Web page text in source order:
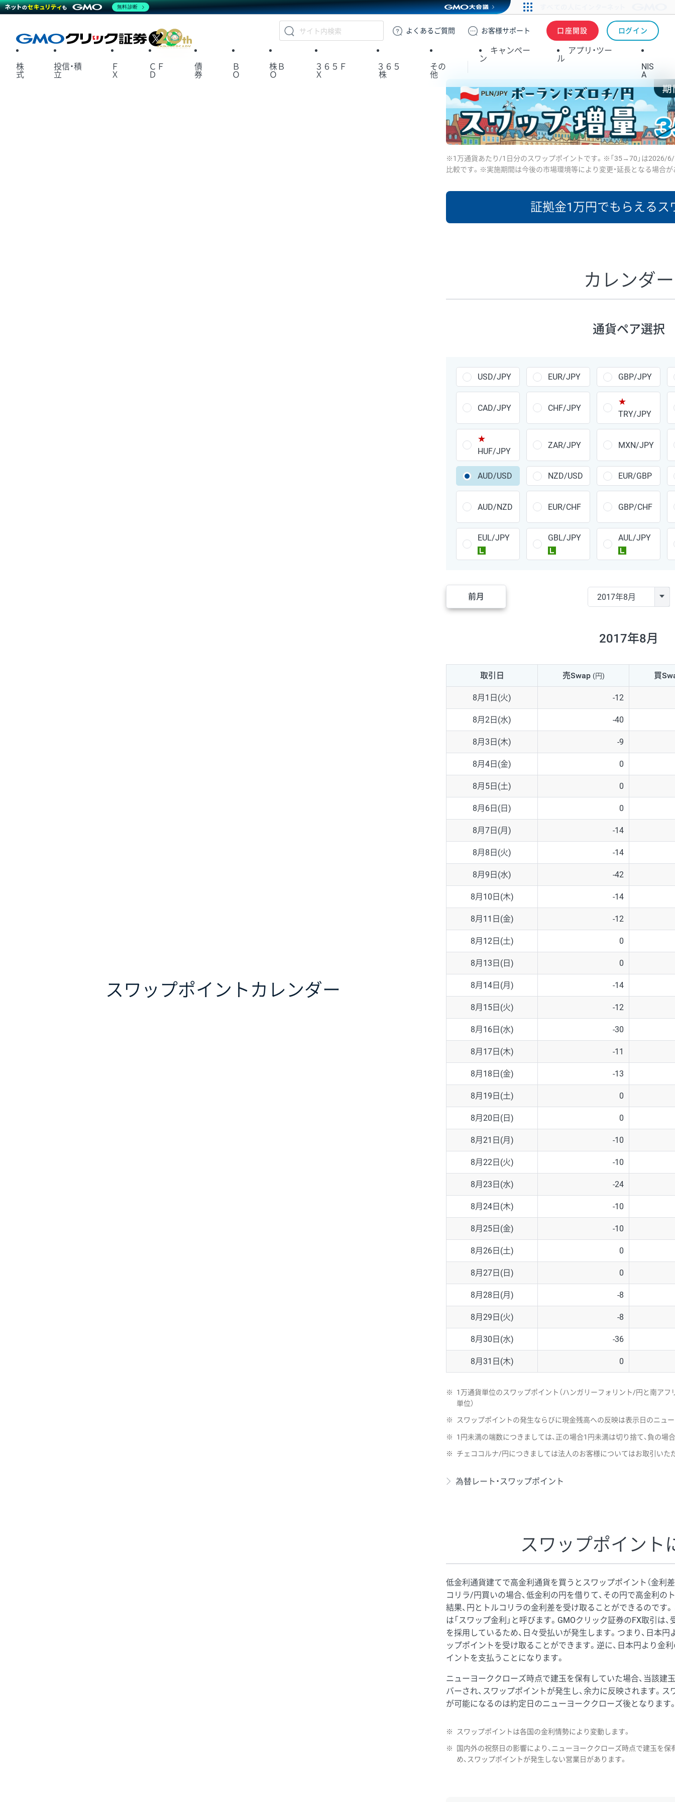
GMOクリック証券
よくある ご質問 お客様サポート 口座開設 ログイン
X
株
式
投信・積
立
Ｆ
Ｘ
ＣＦ
Ｄ
債
券
Ｂ
Ｏ
株Ｂ
Ｏ
３６５Ｆ
Ｘ
３６５
株
その
他
キャンペー
ン
アプリ・ツー
ル
NIS
A
スワップポイント カレンダー
※1万通貨あたり/1日分のスワップポイントです。※「35→70」は2026/6/
比較です。※実施期間は今後の市場環境等により変更・延長となる場合が
証拠金1万円でもらえるス
あたりの
ポイント
GBP/JPY 170円
AUD/JPY 106円
NZD/JPY 28円
CAD/JPY 38円
CHF/JPY 34円
PLN/JPY 35円
HUF/JPY 16円
ZAR/JPY 130円
MXN/JPY 140円
AUD/USD
NZD/USD 41円
EUR/GBP 71円
EUR/AUD 103円
GBP/AUD 43円
AUD/NZD 66円
EUR/CHF 111円
GBP/CHF 220円
USD/CHF 160円
※取引証拠金は同日の当社為替レート（ニューヨーククローズ・MIDレ
※ハンガリーフォリント/円と南アフリカランド/円とメキシコペソ/
カレンダー
通貨ペア選択
USD/JPY EUR/JPY GBP/JPY
CAD/JPY CHF/JPY
★
TRY/JPY
★
HUF/JPY
ZAR/JPY MXN/JPY
AUD/USD NZD/USD EUR/GBP
AUD/NZD EUR/CHF GBP/CHF
EUL/JPY
GBL/JPY
AUL/JPY
前月
2017年8月
取引日 売Swap (円) 買
8月1日(火) -12
8月2日(水) -40
8月3日(木) -9
8月4日(金) 0
8月5日(土) 0
8月6日(日) 0
8月7日(月) -14
8月8日(火) -14
8月9日(水) -42
8月10日(木) -14
8月11日(金) -12
8月12日(土) 0
8月13日(日) 0
8月14日(月) -14
8月15日(火) -12
8月16日(水) -30
8月17日(木) -11
8月18日(金) -13
8月19日(土) 0
8月20日(日) 0
8月21日(月) -10
8月22日(火) -10
8月23日(水) -24
8月24日(木) -10
8月25日(金) -10
8月26日(土) 0
8月27日(日) 0
8月28日(月) -8
8月29日(火) -8
8月30日(水) -36
8月31日(木) 0
※
1万通貨単位のスワップポイント（ハンガリーフォリント/円と南ア
単位）
※ スワップポイントの発生ならびに現金残高への反映は表示日のニュ
※ 1円未満の端数につきましては、正の場合1円未満は切り捨て、負の場
※ チェココルナ/円につきましては法人のお客様についてはお取引いた
為替レート・スワップポイント
スワップポイント
低金利通貨建てで高金利通貨を買うとスワップポイント（金利
コリラ/円買いの場合、低金利の円を借りて、その円で高金利の
結果、円とトルコリラの金利差を受け取ることができるのです
は「スワップ金利」と呼びます。GMOクリック証券のFX取引は
を採用しているため、日々受払いが発生します。つまり、日本
ップポイントを受け取ることができます。逆に、日本円より金
イントを支払うことになります。
ニューヨーククローズ時点で建玉を保有していた場合、当該建
バーされ、スワップポイントが発生し、余力に反映されます。
が可能になるのは約定日のニューヨーククローズ後となります
※ スワップポイントは各国の金利情勢により変動します。
※
国内外の祝祭日の影響により、ニューヨーククローズ時点で建玉を
め、スワップポイントが発生しない営業日があります。
無料診断